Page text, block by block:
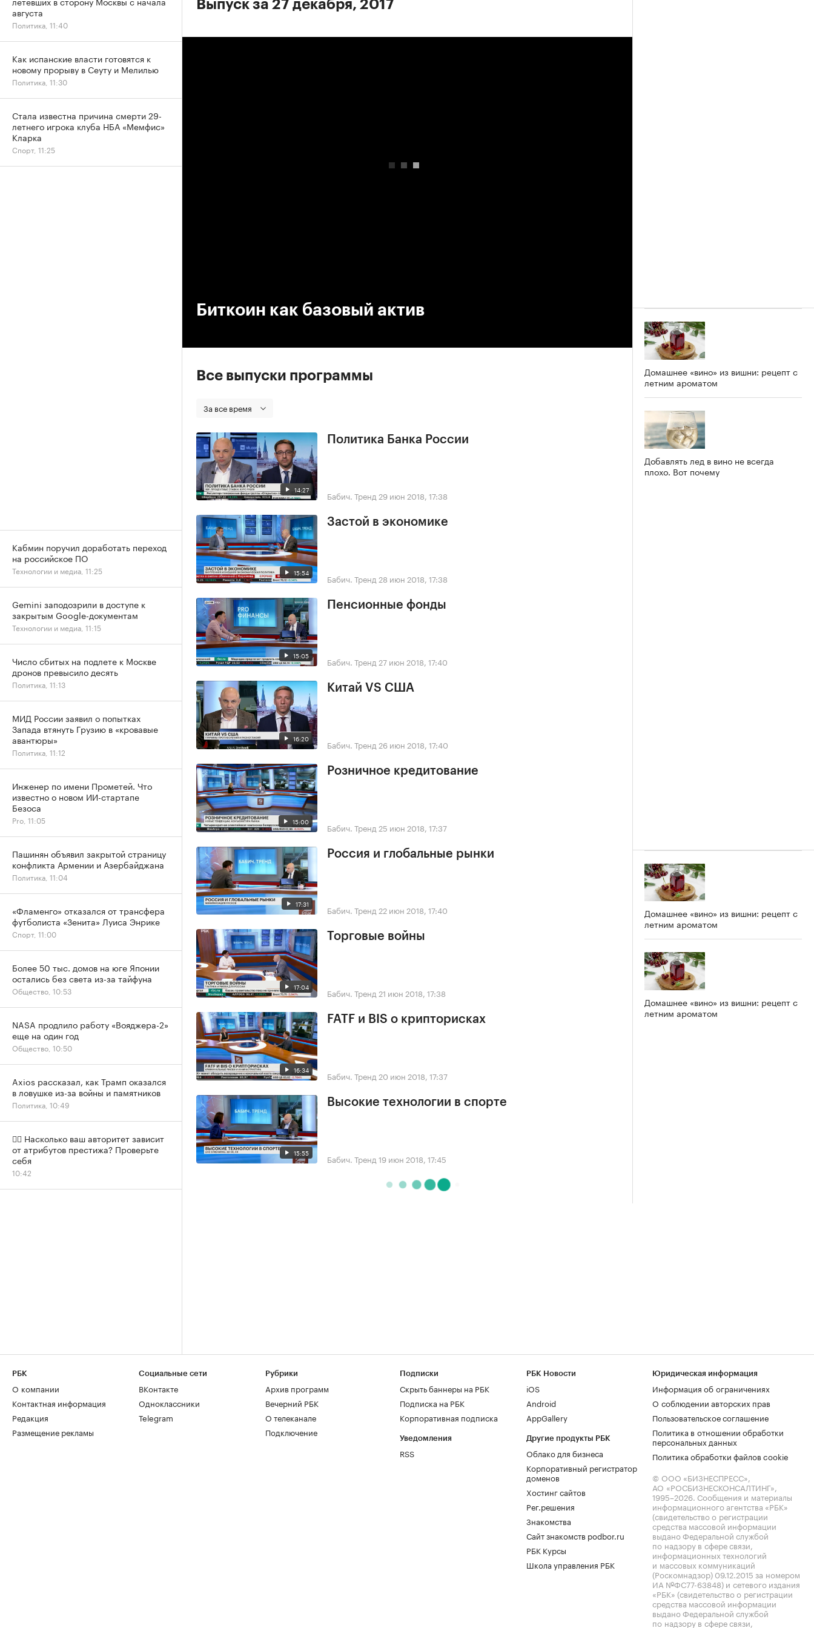
Выпуск за 27 декабря, 2017
Биткоин как базовый актив
Все выпуски программы
За все время
14:27
Политика Банка России
Бабич. Тренд 29 июн 2018, 17:38
15:54
Застой в экономике
Бабич. Тренд 28 июн 2018, 17:38
15:05
Пенсионные фонды
Бабич. Тренд 27 июн 2018, 17:40
16:20
Китай VS США
Бабич. Тренд 26 июн 2018, 17:40
15:00
Розничное кредитование
Бабич. Тренд 25 июн 2018, 17:37
17:31
Россия и глобальные рынки
Бабич. Тренд 22 июн 2018, 17:40
17:04
Торговые войны
Бабич. Тренд 21 июн 2018, 17:38
16:34
FATF и BIS о крипторисках
Бабич. Тренд 20 июн 2018, 17:37
15:55
Высокие технологии в спорте
Бабич. Тренд 19 июн 2018, 17:45
Домашнее «вино» из вишни: рецепт с
летним ароматом
Добавлять лед в вино не всегда
плохо. Вот почему
Домашнее «вино» из вишни: рецепт с
летним ароматом
Домашнее «вино» из вишни: рецепт с
летним ароматом
августа
Политика, 11:40
Как испанские власти готовятся к
новому прорыву в Сеуту и Мелилью
Политика, 11:30
Стала известна причина смерти 29-
летнего игрока клуба НБА «Мемфис»
Кларка
Спорт, 11:25
Кабмин поручил доработать переход
на российское ПО
Технологии и медиа, 11:25
Gemini заподозрили в доступе к
закрытым Google-документам
Технологии и медиа, 11:15
Число сбитых на подлете к Москве
дронов превысило десять
Политика, 11:13
МИД России заявил о попытках
Запада втянуть Грузию в «кровавые
авантюры»
Политика, 11:12
Инженер по имени Прометей. Что
известно о новом ИИ-стартапе
Безоса
Pro, 11:05
Пашинян объявил закрытой страницу
конфликта Армении и Азербайджана
Политика, 11:04
«Фламенго» отказался от трансфера
футболиста «Зенита» Луиса Энрике
Спорт, 11:00
Более 50 тыс. домов на юге Японии
остались без света из-за тайфуна
Общество, 10:53
NASA продлило работу «Вояджера-2»
еще на один год
Общество, 10:50
Axios рассказал, как Трамп оказался
в ловушке из-за войны и памятников
Политика, 10:49
✍🏻 Насколько ваш авторитет зависит
от атрибутов престижа? Проверьте
себя
10:42
РБК
О компании
Контактная информация
Редакция
Размещение рекламы
Социальные сети
ВКонтакте
Одноклассники
Telegram
Рубрики
Архив программ
Вечерний РБК
О телеканале
Подключение
Подписки
Скрыть баннеры на РБК
Подписка на РБК
Корпоративная подписка
Уведомления
RSS
РБК Новости
iOS
Android
AppGallery
Другие продукты РБК
Облако для бизнеса
Корпоративный регистратор
доменов
Хостинг сайтов
Рег.решения
Знакомства
Сайт знакомств podbor.ru
РБК Курсы
Школа управления РБК
Юридическая информация
Информация об ограничениях
О соблюдении авторских прав
Пользовательское соглашение
Политика в отношении обработки
персональных данных
Политика обработки файлов cookie
© ООО «БИЗНЕСПРЕСС»,
АО «РОСБИЗНЕСКОНСАЛТИНГ»,
1995–2026. Сообщения и материалы
информационного агентства «РБК»
(свидетельство о регистрации
средства массовой информации
выдано Федеральной службой
по надзору в сфере связи,
информационных технологий
и массовых коммуникаций
(Роскомнадзор) 09.12.2015 за номером
ИА №ФС77-63848) и сетевого издания
«РБК» (свидетельство о регистрации
средства массовой информации
выдано Федеральной службой
по надзору в сфере связи,